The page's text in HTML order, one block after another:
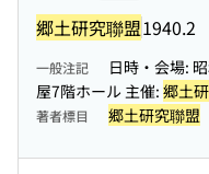
郷土研究聯盟1940.2
一般注記
日時・会場:
屋7階ホール 主催: 郷土
著者標目 郷土研究聯盟